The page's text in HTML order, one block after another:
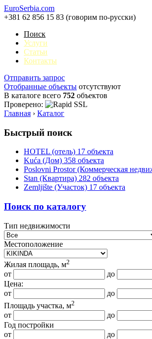
EuroSerbia.com
+381 62 856 15 83 (говорим по-русски)
Поиск
Услуги
Статьи
Контакты
Отправить запрос
Отобранные объекты отсутствуют
В каталоге всего 752 объектов
Проверено:
Главная › Каталог
Быстрый поиск
HOTEL (отель) 17 объекта
Kuća (Дом) 358 объекта
Poslovni Prostor (Коммерческая
Stan (Квартира) 282 объекта
Zemljište (Участок) 17 объекта
Поиск по каталогу
Тип недвижимости
Местоположение
Жилая площадь, м2
от
до
Цена:
от
до
Площадь участка, м2
от
до
Год постройки
от
до